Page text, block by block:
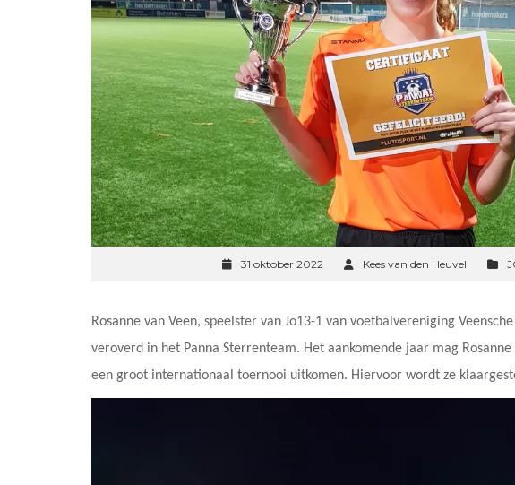
31 oktober 2022 Kees van den Heuvel
Rosanne van Veen, speelster van Jo13-1 van voetbalvereniging
veroverd in het Panna Sterrenteam. Het aankomende jaar mag
een groot internationaal toernooi uitkomen. Hiervoor wordt ze